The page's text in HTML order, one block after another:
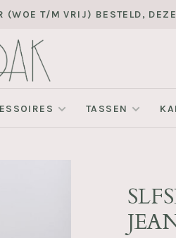
T/M VRIJ) BESTELD,
TASSEN